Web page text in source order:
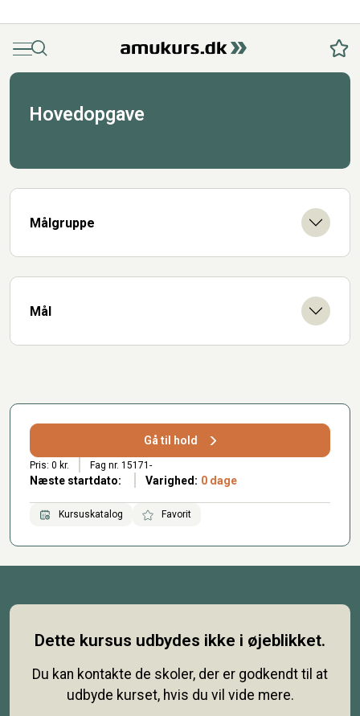
MenuSøg
Hovedopgave
Målgruppe
Mål
Gå til hold
Pris: 0 kr. Fag nr. 15171-
Næste startdato: Varighed: 0 dage
Kursuskatalog Favorit
Dette kursus udbydes ikke i øjeblikket.
Du kan kontakte de skoler, der er godkendt til at
udbyde kurset, hvis du vil vide mere.